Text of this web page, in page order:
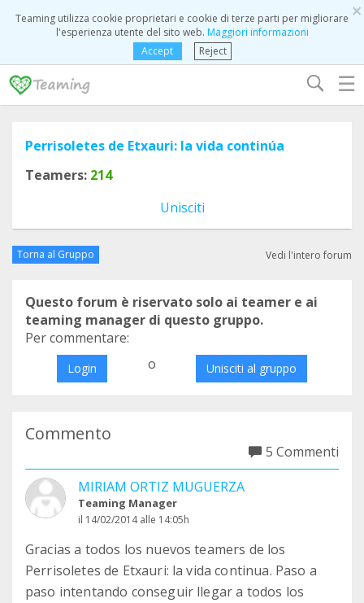
×
Teaming utilizza cookie proprietari e cookie di terze parti per migliorare
l'esperienza utente del sito web. Maggiori informazioni
Accept
Reject
☰
Perrisoletes de Etxauri: la vida continúa
Teamers: 214
Unisciti
Torna al Gruppo Vedi l'intero forum
Questo forum è riservato solo ai teamer e ai
teaming manager di questo gruppo.
Per commentare:
Login o Unisciti al gruppo
Commento
5 Commenti
MIRIAM ORTIZ MUGUERZA
Teaming Manager
il 14/02/2014 alle 14:05h
Gracias a todos los nuevos teamers de los
Perrisoletes de Etxauri: la vida continua. Paso a
paso intentando conseguir llegar a todos los